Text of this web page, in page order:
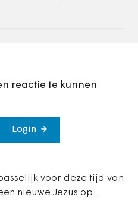
reactie te kunnen
Login
voor deze tijd van
nieuwe Jezus op...